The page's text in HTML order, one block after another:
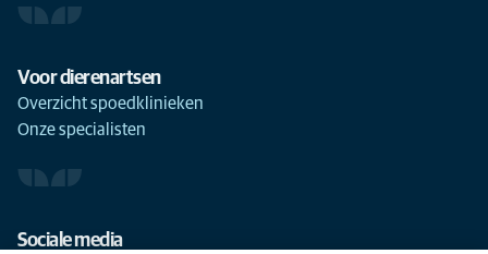
Voor dierenartsen
Overzicht spoedklinieken
Onze specialisten
Sociale media